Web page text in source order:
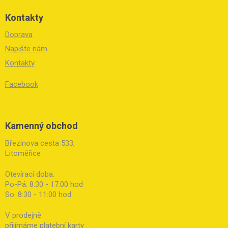
Kontakty
Doprava
Napište nám
Kontakty
Facebook
Kamenný obchod
Březinova cesta 533,
Litoměřice
Otevírací doba:
Po-Pá: 8:30 - 17:00 hod
So: 8:30 - 11:00 hod
V prodejně
přijímáme platební karty